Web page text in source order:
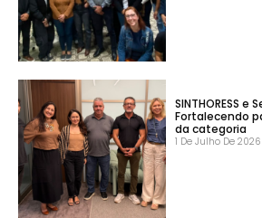
SINTHORESS e
Fortalecendo
da categoria
1 De Julho De 2026